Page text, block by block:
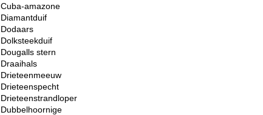
Cuba-amazone
Diamantduif
Dodaars
Dolksteekduif
Dougalls stern
Draaihals
Drieteenmeeuw
Drieteenspecht
Drieteenstrandloper
Dubbelhoornige